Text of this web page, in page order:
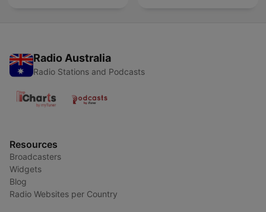
Radio Australia
Radio Stations and Podcasts
Resources
Broadcasters
Widgets
Blog
Radio Websites per Country